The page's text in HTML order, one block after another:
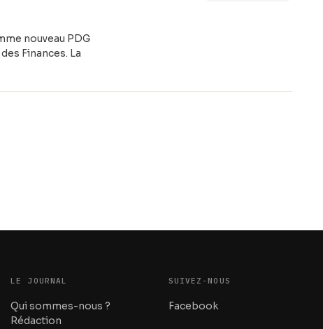
nouveau PDG
Finances. La
LE JOURNAL
Qui sommes-nous ?
Rédaction
SUIVEZ-NOUS
Facebook